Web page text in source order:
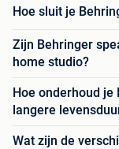
Hoe sluit je
Zijn Behringer
home studio?
Hoe onderhoud je
langere
Wat zijn de